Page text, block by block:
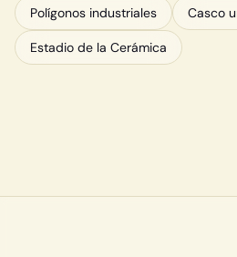
Polígonos industriales Casco
Estadio de la Cerámica